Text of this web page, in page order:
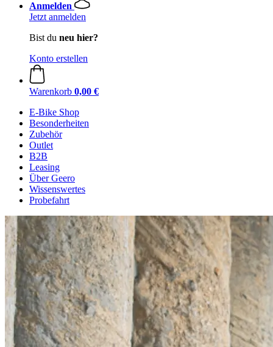
Anmelden
Jetzt anmelden
Bist du neu hier?
Konto erstellen
Warenkorb 0,00 €
E-Bike Shop
Besonderheiten
Zubehör
Outlet
B2B
Leasing
Über Geero
Wissenswertes
Probefahrt